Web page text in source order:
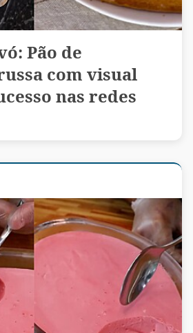
Pão de
com visual
nas redes